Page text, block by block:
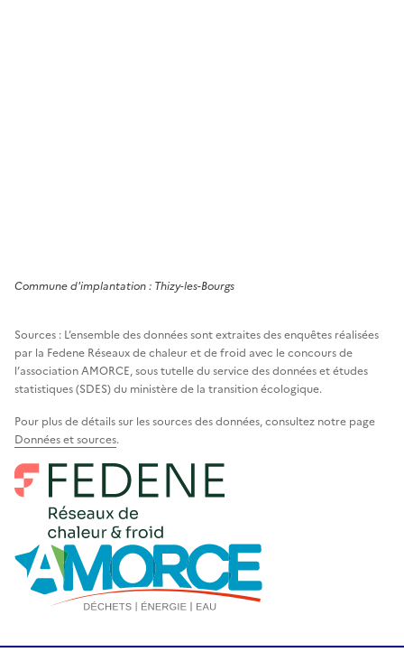
Communed'implantation : Thizy-les-Bourgs
Sources : L’ensemble des données sont extraites des enquêtes réalisées
par la Fedene Réseaux de chaleur et de froid avec le concours de
l’association AMORCE, sous tutelle du service des données et études
statistiques (SDES) du ministère de la transition écologique.
Pour plus de détails sur les sources des données, consultez notre page
Données et sources.